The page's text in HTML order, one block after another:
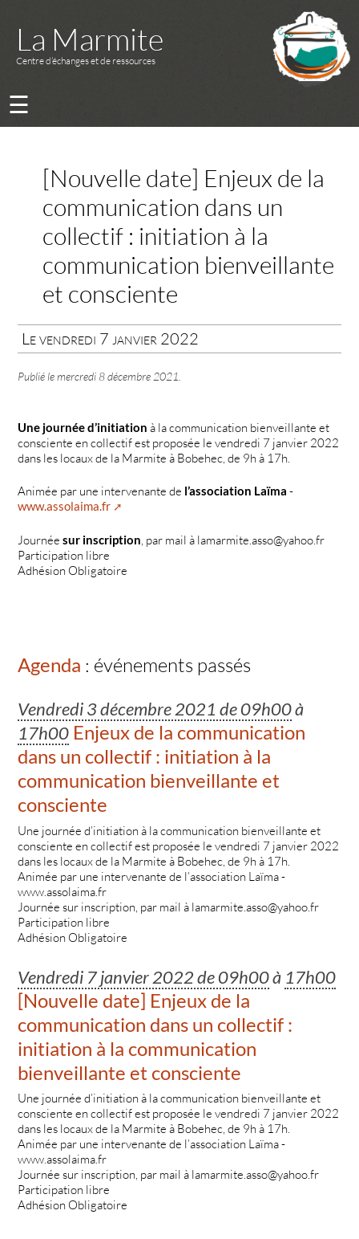
La Marmite
Centre d’échanges et de ressources
☰
[Nouvelle date] Enjeux de la
communication dans un
collectif : initiation à la
communication bienveillante
et consciente
Le vendredi 7 janvier 2022
Publié lemercredi 8 décembre 2021
Une journée d’initiation à la communication bienveillante et
consciente en collectif est proposée le vendredi 7 janvier 2022
dans les locaux de la Marmite à Bobehec, de 9h à 17h.
Animée par une intervenante de l’association Laïma -
www.assolaima.fr
Journéesur inscription, par mail à lamarmite.asso@yahoo.fr
Participation libre
Adhésion Obligatoire
Agenda : événements passés
Vendredi 3 décembre 2021 de 09h00à
17h00 Enjeux de la communication
dans un collectif : initiation à la
communication bienveillante et
consciente
Une journée d’initiation à la communication bienveillante et
consciente en collectif est proposée le vendredi 7 janvier 2022
dans les locaux de la Marmite à Bobehec, de 9h à 17h.
Animée par une intervenante de l’association Laïma -
www.assolaima.fr
Journée sur inscription, par mail à lamarmite.asso@yahoo.fr
Participation libre
Adhésion Obligatoire
Vendredi 7 janvier 2022 de 09h00à 17h00
[Nouvelle date] Enjeux de la
communication dans un collectif :
initiation à la communication
bienveillante et consciente
Une journée d’initiation à la communication bienveillante et
consciente en collectif est proposée le vendredi 7 janvier 2022
dans les locaux de la Marmite à Bobehec, de 9h à 17h.
Animée par une intervenante de l’association Laïma -
www.assolaima.fr
Journée sur inscription, par mail à lamarmite.asso@yahoo.fr
Participation libre
Adhésion Obligatoire